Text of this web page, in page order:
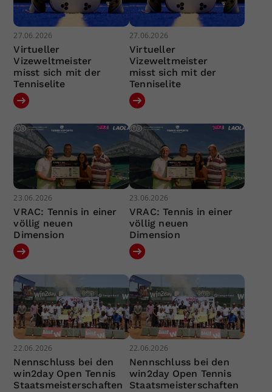
27.06.2026
Virtueller
Vizeweltmeister
misst sich mit der
Tenniselite
27.06.2026
Virtueller
Vizeweltmeister
misst sich mit der
Tenniselite
23.06.2026
VRAC: Tennis in einer
völlig neuen
Dimension
23.06.2026
VRAC: Tennis in einer
völlig neuen
Dimension
22.06.2026
Nennschluss bei den
win2day Open Tennis
Staatsmeisterschaften
22.06.2026
Nennschluss bei den
win2day Open Tennis
Staatsmeisterschaften